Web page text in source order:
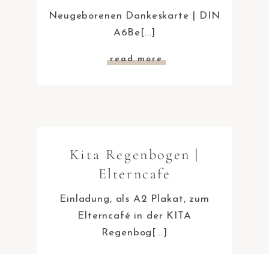
Neugeborenen Dankeskarte | DIN
A6Be[...]
read more
Kita Regenbogen |
Elterncafe
Einladung, als A2 Plakat, zum
Elterncafé in der KITA
Regenbog[...]